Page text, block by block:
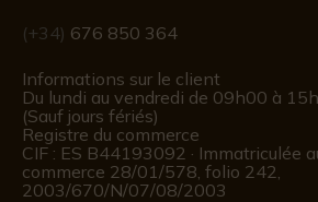
(+34) 676 850 364
Informations sur le client
Du lundi au vendredi de 09h00 à
(Sauf jours fériés)
Registre du commerce
CIF : ES B44193092 · Immatriculée
commerce 28/01/578, folio 242,
2003/670/N/07/08/2003